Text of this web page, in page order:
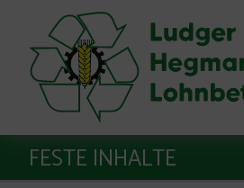
FESTE INHALTE